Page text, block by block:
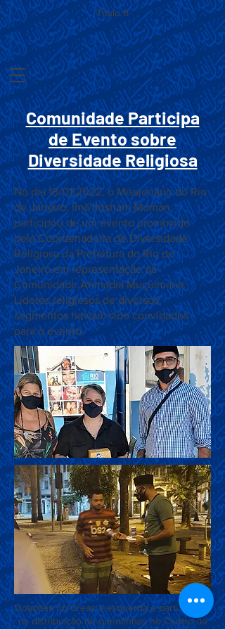
Título 6
Comunidade Participa
de Evento sobre
Diversidade Religiosa
No dia 18/01/2022, o Missionário do Rio
de Janeiro, Imã Ihtsham Moman,
participou de um evento promovido
pela Coordenadoria de Diversidade
Religiosa da Prefeitura do Rio de
Janeiro em representação da
Comunidade Ahmadia Muçulmana.
Líderes religiosos de diversos
segmentos haviam sido convidados
para o evento.
Doações no Creas à esquerda e participação
na distribuição de quentinhas no Centro do